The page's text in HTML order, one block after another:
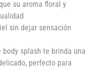
su aroma floral y
sin dejar sensación
splash te brinda una
perfecto para